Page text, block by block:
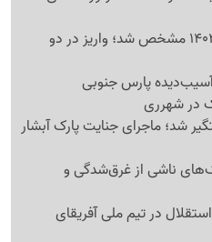
زمان واریز سود سهام عدالت 1404 مشخص شد؛ واریز در دو
آسیب‌دیده پارس جنوبی
در شهرری
شد؛ ماجرای جنایت پارک آبشار
ناشی از غرق‌شدگی و
در تیم ملی آفریقای